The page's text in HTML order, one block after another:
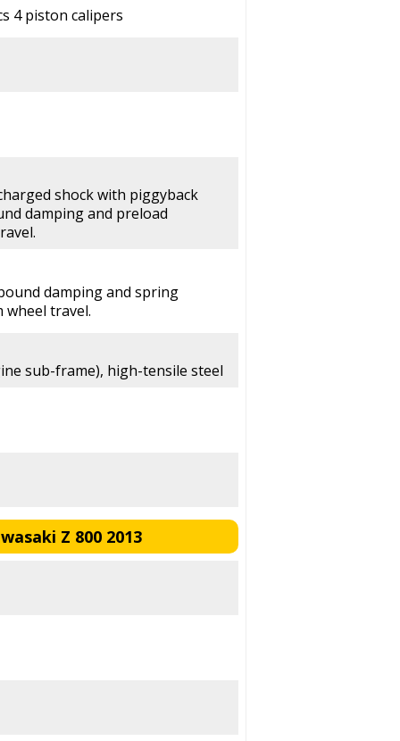
4 piston calipers
shock with piggyback
damping and preload
damping and spring
wheel travel.
sub-frame), high-tensile steel
Z 800 2013